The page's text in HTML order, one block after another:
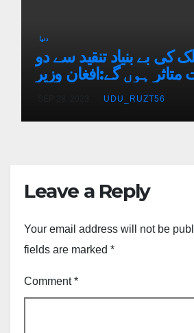
دنیا
کی بے بنیاد تنقید سے دو
ہوں گے:افغان وزیر
UDU_RUZT56
Leave a Reply
Your email address will not be
fields are marked *
Comment*